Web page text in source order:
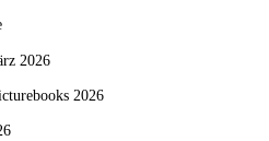
2026
2026